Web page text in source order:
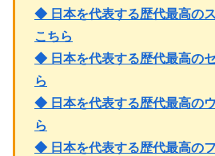
◆ 日本を代表する歴代最高の
こちら
◆ 日本を代表する歴代最高の
ら
◆ 日本を代表する歴代最高の
ら
◆ 日本を代表する歴代最高の